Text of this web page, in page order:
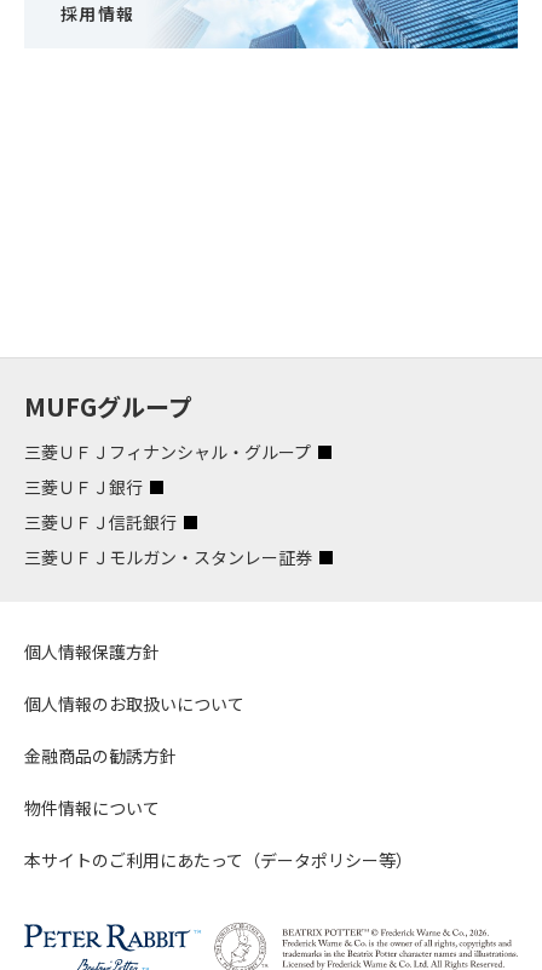
採用情報
MUFGグループ
三菱ＵＦＪフィナンシャル・グループ
三菱ＵＦＪ銀行
三菱ＵＦＪ信託銀行
三菱ＵＦＪモルガン・スタンレー証券
個人情報保護方針
個人情報のお取扱いについて
金融商品の勧誘方針
物件情報について
本サイトのご利用にあたって（データポリシー等）